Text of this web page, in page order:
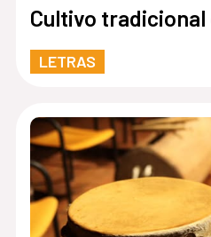
Cultivo tradicional
en la cultura Bubi
LETRAS